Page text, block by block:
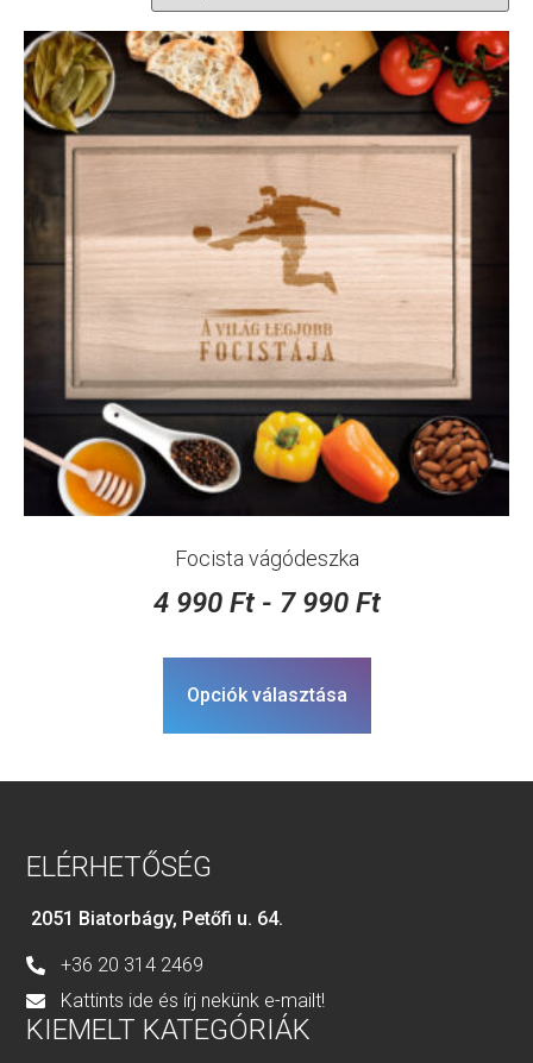
Focista vágódeszka
4 990 Ft- 7 990 Ft
Opciók választása
ELÉRHETŐSÉG
2051 Biatorbágy, Petőfi u. 64.
+36 20 314 2469
Kattints ide és írj nekünk e-mailt!
KIEMELT KATEGÓRIÁK